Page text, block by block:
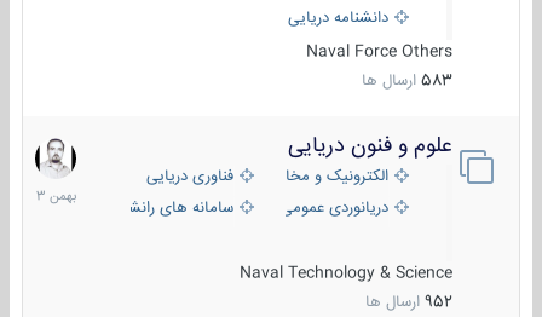
دانشنامه دریایی کپی
Naval Force Others
583 ارسال ها
علوم و فنون دریایی
الکترونیک و مخابرات دریاییفناوری دریایی
دریانوردی عمومی
سامانه های رانشی دریایی
Naval Technology & Science
952 ارسال ها
6
بهمن
1403